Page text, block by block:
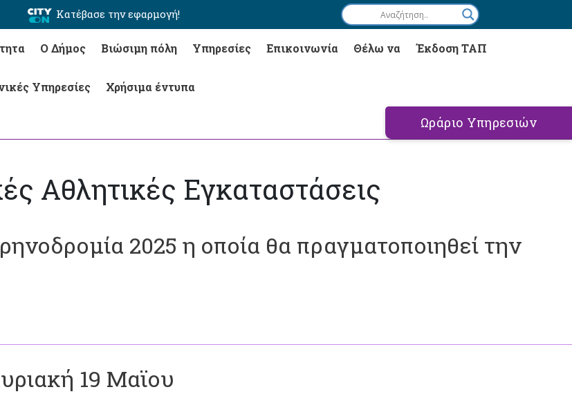
Κατέβασε την εφαρμογή!
Ο Δήμος Βιώσιμη πόλη Υπηρεσίες Επικοινωνία Θέλω να Έκδοση ΤΑΠ
Υπηρεσίες Χρήσιμα έντυπα
Ωράριο Υπηρεσιών
Αθλητικές Εγκαταστάσεις
2025 η οποία θα πραγματοποιηθεί την
19 Μαϊου